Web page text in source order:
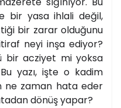
bir yasa ihlali değil,
bir zarar olduğunu
neyi inşa ediyor?
bir acziyet mi yoksa
yazı, işte o kadim
ne zaman hata eder
dönüş yapar?